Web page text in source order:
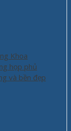
Khoa
họp phủ
và bền đẹp